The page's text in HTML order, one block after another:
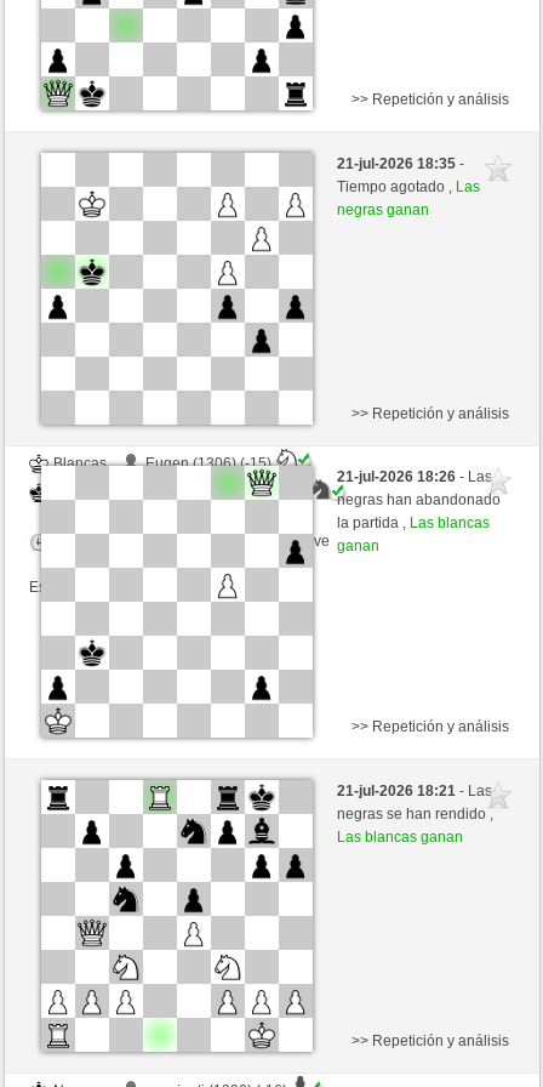
Blancas
vorhaben (1331) (+16)
Tiempo: 5 minutes/side + 3 seconds/move
Esta partida es por puntos
>> Repetición y análisis
21-jul-2026 18:35-
Tiempo agotado , Las
negras ganan
Blancas
Eugen (1306) (-15)
MuratYildiz (1321) (+15)
Tiempo: 7 minutes/side + 3 seconds/move
Esta partida es por puntos
>> Repetición y análisis
21-jul-2026 18:26- Las
negras han abandonado
la partida , Las blancas
ganan
Negras
CIRUELODEKILO (1213) (-12)
Blancas
MuratYildiz (1309) (+12)
Tiempo: 5 minutes/side + 8 seconds/move
Esta partida es por puntos
>> Repetición y análisis
21-jul-2026 18:21- Las
negras se han rendido ,
Las blancas ganan
>> Repetición y análisis